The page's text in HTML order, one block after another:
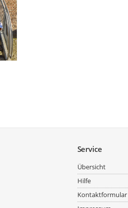
Service
Übersicht
Hilfe
Kontaktformular